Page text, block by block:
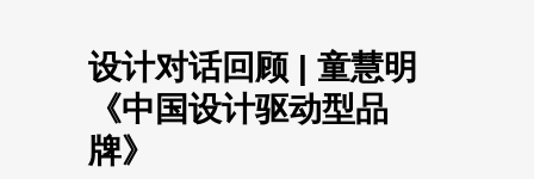
设计对话回顾 | 童慧明
《中国设计驱动型品
牌》